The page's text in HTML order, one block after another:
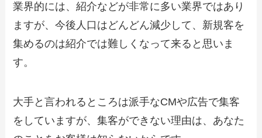
業界的には、紹介などが非常に多い業界ではあり
ますが、今後人口はどんどん減少して、新規客を
集めるのは紹介では難しくなって来ると思いま
す。
大手と言われるところは派手なCMや広告で集客
をしていますが、集客ができない理由は、あなた